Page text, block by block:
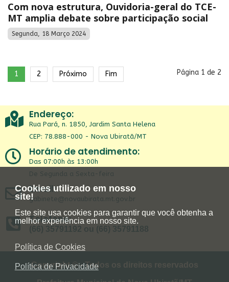
Cookies utilizado em nosso
site!
Este site usa cookies para garantir que você obtenha a
melhor experiência em nosso site.
Política de Cookies
Política de Privacidade
Com nova estrutura, Ouvidoria-geral do TCE-
MT amplia debate sobre participação social
Segunda, 18 Março 2024
1 2 Próximo Fim Página 1 de 2
Endereço:
Rua Pará, n. 1850, Jardim Santa Helena
CEP: 78.888-000 - Nova Ubiratã/MT
Horário de atendimento:
Das 07:00h às 13:00h
De Segunda a Sexta-feira
Email:
gabinete@novaubirata.mt.gov.br
Telefone:
(66) 35791192 ou (66) 35791188
Copyright © - Todos os direitos reservados